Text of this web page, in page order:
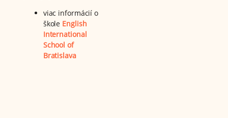
viac informácií o
škole English
International
School of
Bratislava